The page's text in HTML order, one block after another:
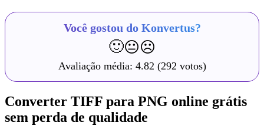
Você gostou do Konvertus?
🙂😐☹️
Avaliação média: 4.82 (292 votos)
Converter TIFF para PNG online grátis
sem perda de qualidade